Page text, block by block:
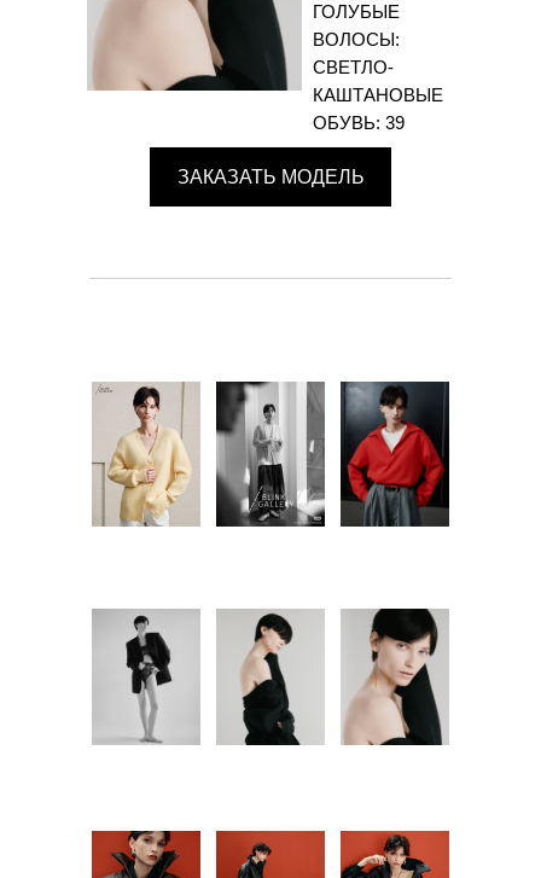
ГОЛУБЫЕ
ВОЛОСЫ:
СВЕТЛО-
КАШТАНОВЫЕ
ОБУВЬ: 39
ЗАКАЗАТЬ МОДЕЛЬ